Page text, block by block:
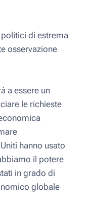
di estrema
osservazione
a essere un
le richieste
hanno usato
il potere
in grado di
globale